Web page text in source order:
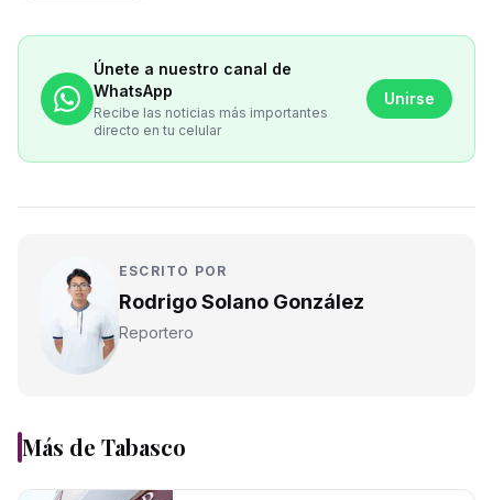
Únete a nuestro canal de
WhatsApp
Recibe las noticias más importantes
directo en tu celular
Unirse
ESCRITO POR
Rodrigo Solano González
Reportero
Más de Tabasco